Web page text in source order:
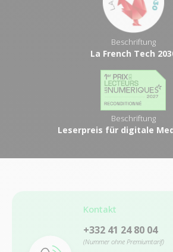
Beschriftung
La French Tech
Beschriftung
Leserpreis für digitale
Kontakt
+332 41 24 80 04
(Nummer ohne Premiumtarif)